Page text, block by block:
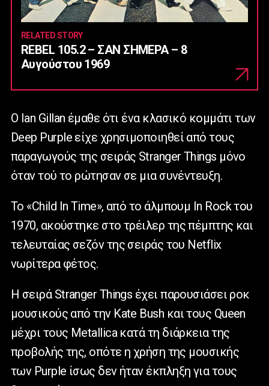
RELATED STORY
REBEL 105.2 – ΣΑΝ ΣΗΜΕΡΑ – 8
Αυγούστου 1969
Ο Ian Gillan έμαθε ότι ένα κλασικό κομμάτι των
Deep Purpleείχε χρησιμοποιηθεί από τους
παραγωγούς της σειράς Stranger Things μόνο
όταν τού το ρώτησαν σε μια συνέντευξη.
Το «Child In Time», από το άλμπουμ In Rockτου
1970, ακούστηκε στο τρέιλερ της πέμπτης και
τελευταίας σεζόν της σειράς του Netflix
νωρίτερα φέτος.
Η σειρά Stranger Things έχει παρουσιάσει ροκ
μουσικούς από την Kate Bush και τους Queen
μέχρι τους Metallica κατά τη διάρκεια της
προβολής της, οπότε η χρήση της μουσικής
των Purple ίσως δεν ήταν έκπληξη για τους